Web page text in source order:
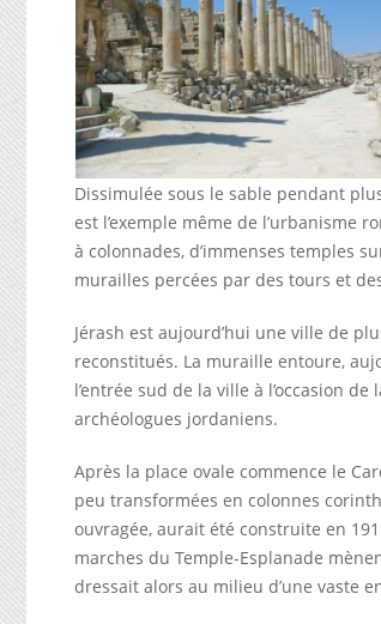
Dissimulée sous le sable pendant
est l’exemple même de l’urbanisme
à colonnades, d’immenses temples
murailles percées par des tours et
Jérash est aujourd’hui une ville de
reconstitués. La muraille entoure,
l’entrée sud de la ville à l’occasion
archéologues jordaniens.
Après la place ovale commence le
peu transformées en colonnes
ouvragée, aurait été construite en
marches du Temple-Esplanade
dressait alors au milieu d’une vaste